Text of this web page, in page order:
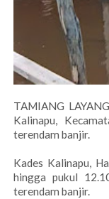
TAMIANG
Kalinapu,
terendam banjir.
Kades Kalinapu,
hingga pukul
terendam banjir.